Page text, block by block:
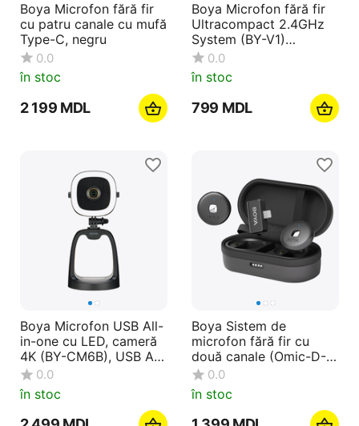
Boya Microfon fără fir
cu patru canale cu mufă
Type-C, negru
0.0
în stoc
2 199 MDL
Boya Microfon fără fir
Ultracompact 2.4GHz
System (BY-V1)
Lightning Jack, negru
0.0
în stoc
‍799‍ MDL
Boya Microfon USB All-
in-one cu LED, cameră
4K (BY-CM6B), USB A
la C (1.2m), negru
0.0
în stoc
Boya Sistem de
microfon fără fir cu
două canale (Omic-D-
B), mufă Lightning,
negru
0.0
în stoc